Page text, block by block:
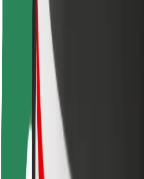
Sigurnosni laboratorij
Gradovi
Lokacije
Gradska rješenja
Zračne luke
Bolt stanice za punjenje